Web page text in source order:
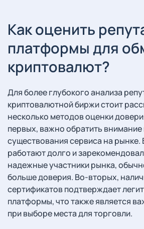
Как оценить
платформы для
криптовалют?
Для более глубокого анализа
криптовалютной биржи стоит
несколько методов оценки
первых, важно обратить
существования сервиса на
работают долго и
надежные участники рынка,
больше доверия. Во-вторых,
сертификатов подтверждает
платформы, что также является
при выборе места для торговли.